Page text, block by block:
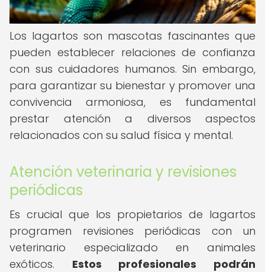
Los lagartos son mascotas fascinantes que
pueden establecer relaciones de confianza
con sus cuidadores humanos. Sin embargo,
para garantizar su bienestar y promover una
convivencia armoniosa, es fundamental
prestar atención a diversos aspectos
relacionados con su salud física y mental.
Atención veterinaria y revisiones
periódicas
Es crucial que los propietarios de lagartos
programen revisiones periódicas con un
veterinario especializado en animales
exóticos. Estos profesionales podrán